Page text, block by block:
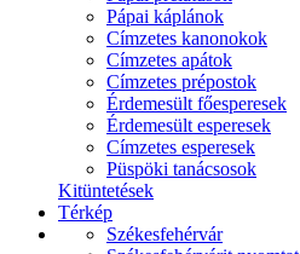
Pápai káplánok
Címzetes kanonokok
Címzetes apátok
Címzetes prépostok
Érdemesült főesperesek
Érdemesült esperesek
Címzetes esperesek
Püspöki tanácsosok
Kitüntetések
Térkép
Székesfehérvár